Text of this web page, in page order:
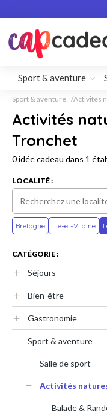
Sport & aventure
Sport & aventure Activités
Activités
Tronchet
0 idée cadeau dans 1
LOCALITÉ :
Bretagne Ille-et-Vilaine
CATÉGORIE :
Séjours
Bien-être
Gastronomie
Sport & aventure
Salle de sport
Activités
Balade &